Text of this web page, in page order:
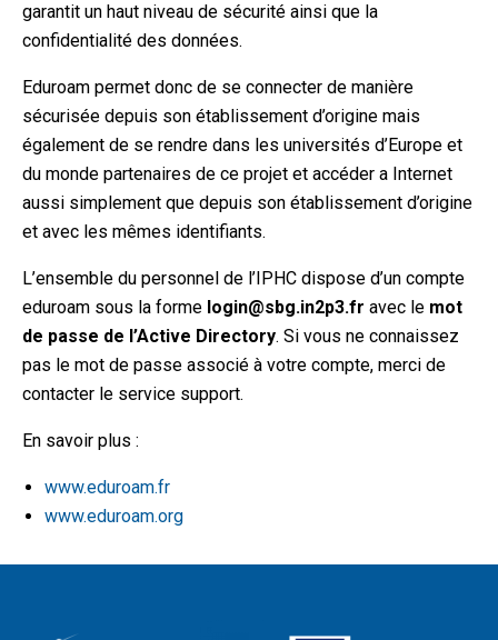
garantit un haut niveau de sécurité ainsi que la
confidentialité des données.
Eduroam permet donc de se connecter de manière
sécurisée depuis son établissement d’origine mais
également de se rendre dans les universités d’Europe et
du monde partenaires de ce projet et accéder a Internet
aussi simplement que depuis son établissement d’origine
et avec les mêmes identifiants.
L’ensemble du personnel de l’IPHC dispose d’un compte
eduroam sous la forme login@sbg.in2p3.fr avec le mot
de passe de l’Active Directory. Si vous ne connaissez
pas le mot de passe associé à votre compte, merci de
contacter le service support.
En savoir plus :
www.eduroam.fr
www.eduroam.org